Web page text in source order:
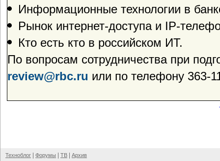
Информационные технологии в
Рынок интернет-доступа и IP-
Кто есть кто в российском ИТ.
По вопросам сотрудничества при
review@rbc.ru или по телефону 363-
Техноблог Форумы ТВ Архив